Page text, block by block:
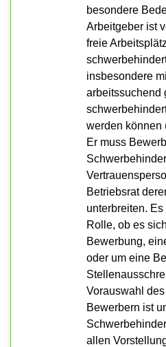
besondere
Arbeitgeber ist
freie
insbesondere
arbeitssuchend
werden können
Er muss
Betriebsrat
unterbreiten.
Rolle, ob es
Bewerbung,
oder um eine
Vorauswahl
Bewerbern ist
allen